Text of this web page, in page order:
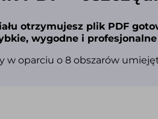
otrzymujesz plik PDF
wygodne i
w oparciu o 8 obszarów